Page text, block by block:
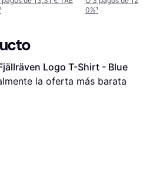
0%¹
Logo T-Shirt - Blue
la oferta más barata